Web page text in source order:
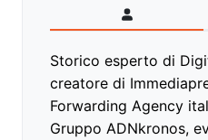
Storico esperto di
creatore di
Forwarding Agency
Gruppo ADNkronos,